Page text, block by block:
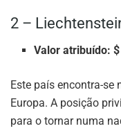
2 –
Valor atribuído:
Este país encontra-se
Europa. A posição
para o tornar numa